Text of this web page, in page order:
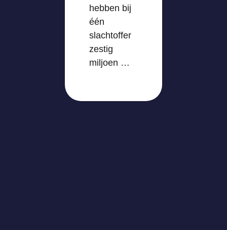
hebben bij
één
slachtoffer
zestig
miljoen …